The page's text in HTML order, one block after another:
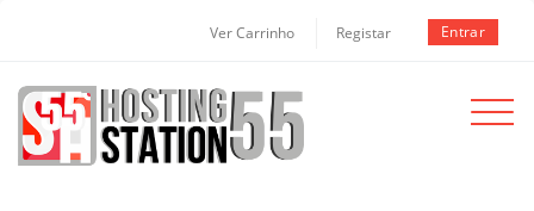
Ver Carrinho Registar Entrar
Toggle